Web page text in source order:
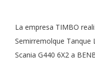
La empresa TIMBO
Semirremolque Tanque
Scania G440 6X2 a